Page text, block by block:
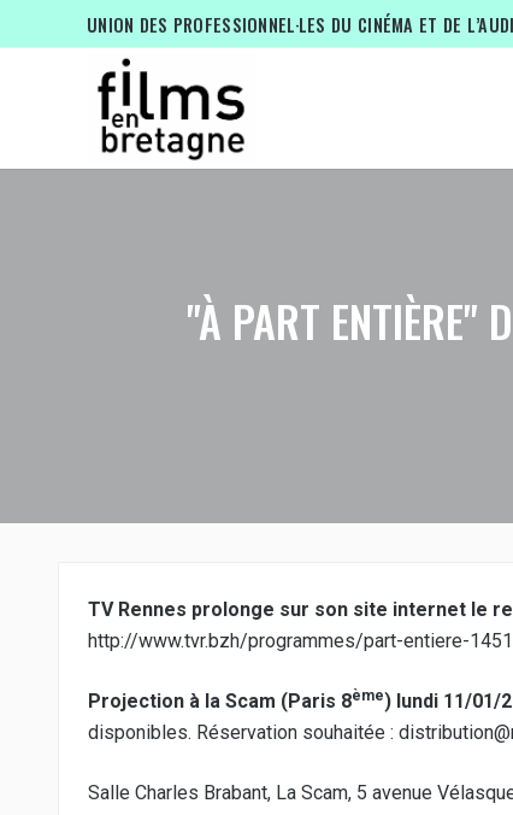
UNION DES PROFESSIONNEL·LES DU CINÉMA ET DE
"À PART ENTIÈRE"
TV Rennes prolonge sur son site internet le
http://www.tvr.bzh/programmes/part-entiere-
Projection à la Scam (Paris 8ème) lundi 11/01/
disponibles. Réservation souhaitée :
Salle Charles Brabant, La Scam, 5 avenue